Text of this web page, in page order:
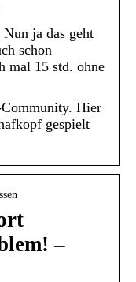
ja das geht
schon
mal 15 std. ohne
Hier
gespielt
–